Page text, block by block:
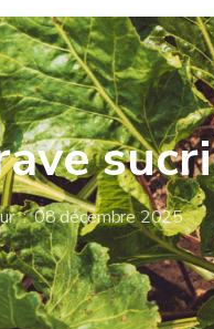
: 08 décembre 2025